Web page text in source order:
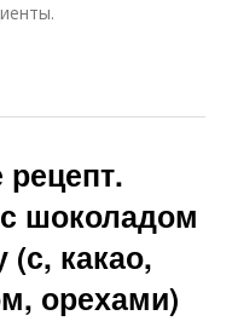
шоколадом
какао,
орехами)